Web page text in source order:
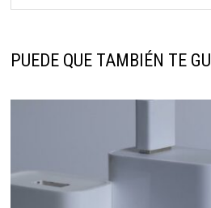
PUEDE QUE TAMBIÉN TE